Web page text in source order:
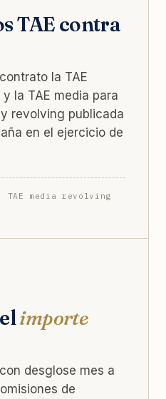
TAE contra
la TAE
la TAE media para
revolving publicada
en el ejercicio de
TAE media revolving
importe
desglose mes a
de